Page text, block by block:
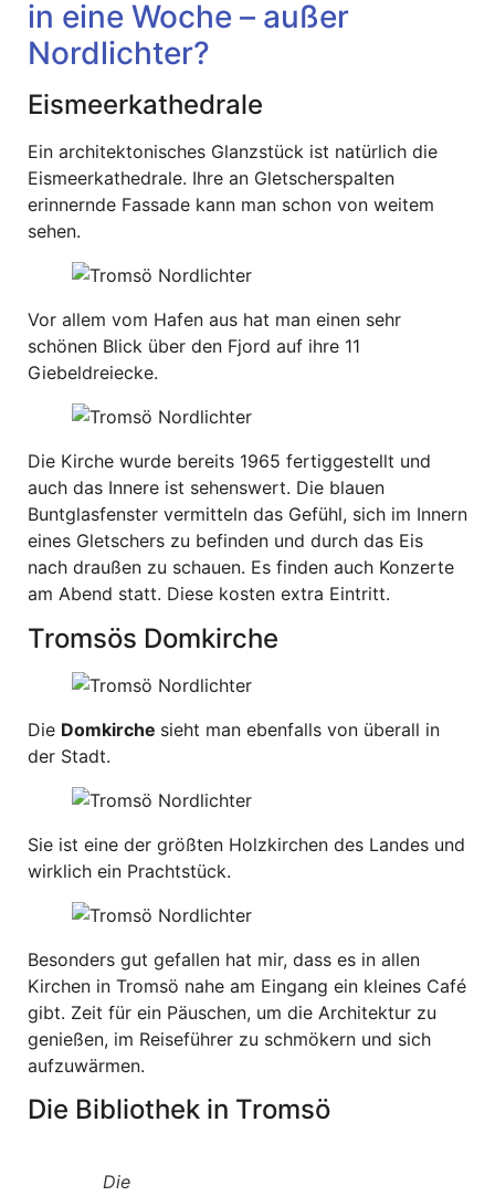
in eine Woche – außer
Nordlichter?
Eismeerkathedrale
Ein architektonisches Glanzstück ist natürlich die
Eismeerkathedrale. Ihre an Gletscherspalten
erinnernde Fassade kann man schon von weitem
sehen.
Vor allem vom Hafen aus hat man einen sehr
schönen Blick über den Fjord auf ihre 11
Giebeldreiecke.
Die Kirche wurde bereits 1965 fertiggestellt und
auch das Innere ist sehenswert. Die blauen
Buntglasfenster vermitteln das Gefühl, sich im Innern
eines Gletschers zu befinden und durch das Eis
nach draußen zu schauen. Es finden auch Konzerte
am Abend statt. Diese kosten extra Eintritt.
Tromsös Domkirche
Die Domkirche sieht man ebenfalls von überall in
der Stadt.
Sie ist eine der größten Holzkirchen des Landes und
wirklich ein Prachtstück.
Besonders gut gefallen hat mir, dass es in allen
Kirchen in Tromsö nahe am Eingang ein kleines Café
gibt. Zeit für ein Päuschen, um die Architektur zu
genießen, im Reiseführer zu schmökern und sich
aufzuwärmen.
Die Bibliothek in Tromsö
Die